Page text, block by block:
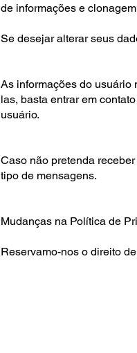
de informações e
Se desejar alterar seus
As informações do usuário
las, basta entrar em
usuário.
Caso não pretenda
tipo de mensagens.
Mudanças na Política de
Reservamo-nos o direito